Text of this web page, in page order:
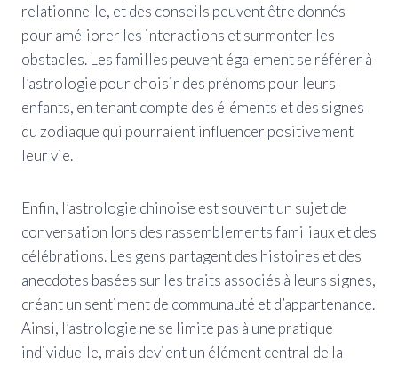
relationnelle, et des conseils peuvent être donnés
pour améliorer les interactions et surmonter les
obstacles. Les familles peuvent également se référer à
l’astrologie pour choisir des prénoms pour leurs
enfants, en tenant compte des éléments et des signes
du zodiaque qui pourraient influencer positivement
leur vie.
Enfin, l’astrologie chinoise est souvent un sujet de
conversation lors des rassemblements familiaux et des
célébrations. Les gens partagent des histoires et des
anecdotes basées sur les traits associés à leurs signes,
créant un sentiment de communauté et d’appartenance.
Ainsi, l’astrologie ne se limite pas à une pratique
individuelle, mais devient un élément central de la